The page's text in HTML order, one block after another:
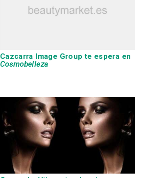
Cazcarra Image Group te espera en
Cosmobelleza